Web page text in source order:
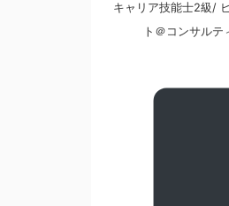
キャリア技能士2級/
ト＠コンサルテ